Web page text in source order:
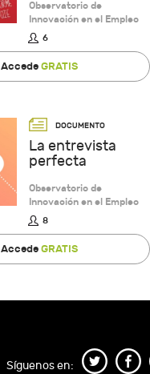
Observatorio de
Innovación en el Empleo
6
AccedeGRATIS
La entrevista
perfecta
Observatorio de
Innovación en el Empleo
8
AccedeGRATIS
Síguenos en: